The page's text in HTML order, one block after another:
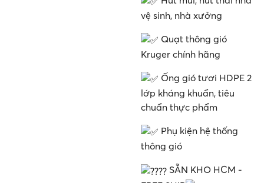
vệ sinh, nhà xưởng
Quạt thông gió
Kruger chính hãng
Ống gió tươi HDPE 2
lớp kháng khuẩn, tiêu
chuẩn thực phẩm
Phụ kiện hệ thống
thông gió
SẴN KHO HCM -